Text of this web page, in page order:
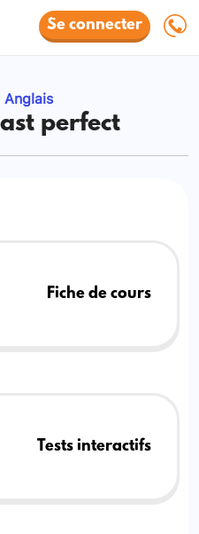
Se connecter
Anglais
perfect
Fiche de cours
Tests interactifs